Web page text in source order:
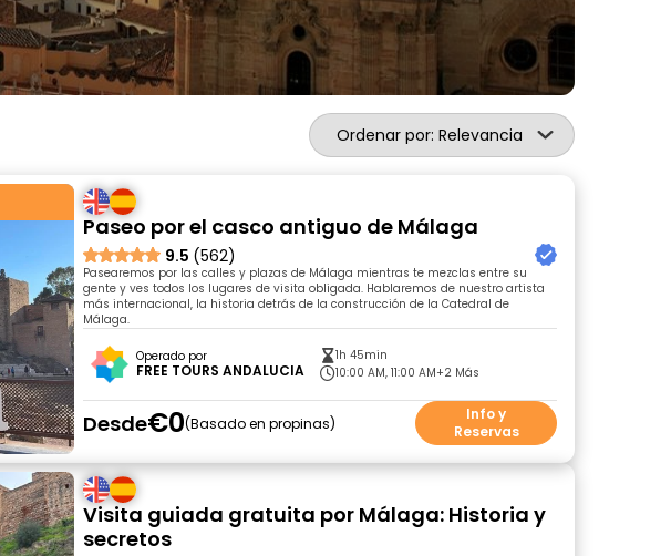
Ordenar por: Relevancia
Paseo por el casco antiguo de Málaga
9.5 (562)
Pasearemos por las calles y plazas de Málaga mientras te mezclas entre su
gente y ves todos los lugares de visita obligada. Hablaremos de nuestro artista
más internacional, la historia detrás de la construcción de la Catedral de
Málaga.
Operado por
FREE TOURS ANDALUCIA
1h 45min
10:00 AM, 11:00 AM+2 Más
Desde€0 Basado en propinas
Info y
Reservas
Visita guiada gratuita por Málaga: Historia y
secretos